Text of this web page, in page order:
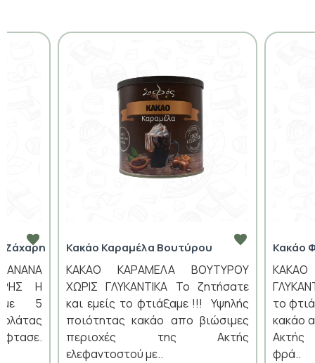
Ζάχαρη
Η
με 5
Κακάο Καραμέλα Βουτύρου
ΚΑΚΑΟ ΚΑΡΑΜΕΛΑ ΒΟΥΤΥΡΟΥ
ΧΩΡΙΣ ΓΛΥΚΑΝΤΙΚΑ Το ζητήσατε
και εμείς το φτιάξαμε !!! Υψηλής
ποιότητας κακάο απο βιώσιμες
περιοχές της Ακτής
ελεφαντοστού με..
Κακάο
το
κακάο
Ακτής
φρά..